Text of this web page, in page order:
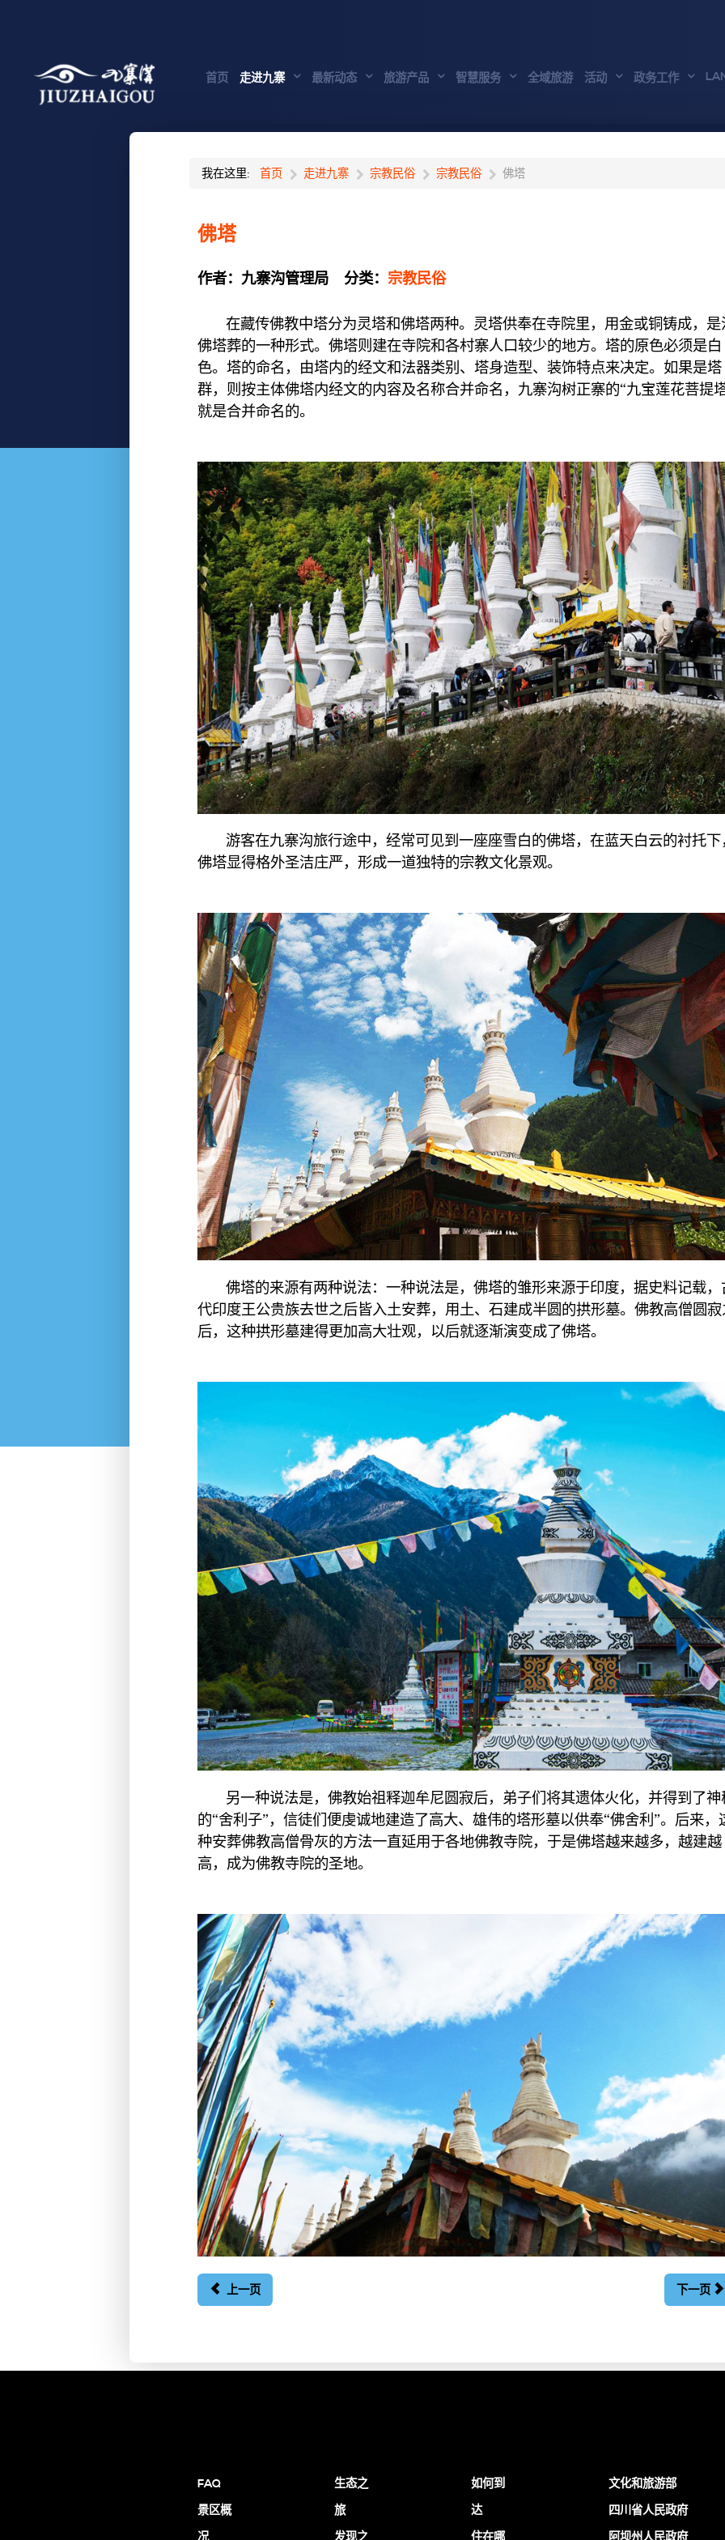
首页 走进九寨 最新动态 旅游产品 智慧服务 全域旅游 活动 政务工作
我在这里: 首页 走进九寨 宗教民俗 宗教民俗 佛塔
佛塔
作者： 九寨沟管理局 分类： 宗教民俗
在藏传佛教中塔分为灵塔和佛塔两种。灵塔供奉在寺院里，用金或铜铸成，是
佛塔葬的一种形式。佛塔则建在寺院和各村寨人口较少的地方。塔的原色必须是白
色。塔的命名，由塔内的经文和法器类别、塔身造型、装饰特点来决定。如果是塔
群，则按主体佛塔内经文的内容及名称合并命名，九寨沟树正寨的“九宝莲花菩提
就是合并命名的。
游客在九寨沟旅行途中，经常可见到一座座雪白的佛塔，在蓝天白云的衬托下
佛塔显得格外圣洁庄严，形成一道独特的宗教文化景观。
佛塔的来源有两种说法：一种说法是，佛塔的雏形来源于印度，据史料记载，
代印度王公贵族去世之后皆入土安葬，用土、石建成半圆的拱形墓。佛教高僧圆寂
后，这种拱形墓建得更加高大壮观，以后就逐渐演变成了佛塔。
另一种说法是，佛教始祖释迦牟尼圆寂后，弟子们将其遗体火化，并得到了神
的“舍利子”，信徒们便虔诚地建造了高大、雄伟的塔形墓以供奉“佛舍利”。后来，
种安葬佛教高僧骨灰的方法一直延用于各地佛教寺院，于是佛塔越来越多，越建越
高，成为佛教寺院的圣地。
上一页 下一页
FAQ
景区概
生态之
旅
如何到
达
文化和旅游部
四川省人民政府